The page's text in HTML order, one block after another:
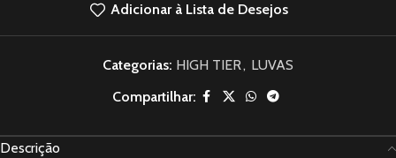
Adicionar à Lista de Desejos
Categorias: HIGH TIER, LUVAS
Compartilhar:
Descrição